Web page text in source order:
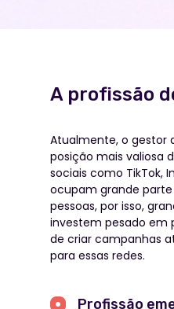
A profissão
Profissão
Atualmente, o gestor
posição mais valiosa
sociais como TikTok,
ocupam grande
pessoas, por isso,
investem pesado em
de criar campanhas
para essas redes.